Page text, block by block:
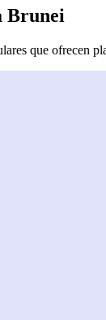
Brunei
que ofrecen